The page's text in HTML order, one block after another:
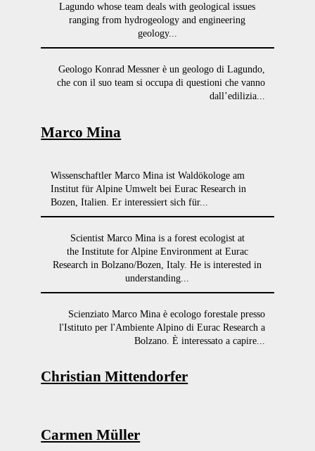
Lagundo whose team deals with geological issues
ranging from hydrogeology and engineering
geology...
Geologo Konrad Messner è un geologo di Lagundo,
che con il suo team si occupa di questioni che vanno
dall’edilizia...
Marco Mina
Wissenschaftler Marco Mina ist Waldökologe am
Institut für Alpine Umwelt bei Eurac Research in
Bozen, Italien. Er interessiert sich für...
Scientist Marco Mina is a forest ecologist at
the Institute for Alpine Environment at Eurac
Research in Bolzano/Bozen, Italy. He is interested in
understanding...
Scienziato Marco Mina è ecologo forestale presso
l'Istituto per l'Ambiente Alpino di Eurac Research a
Bolzano. È interessato a capire...
Christian Mittendorfer
Carmen Müller